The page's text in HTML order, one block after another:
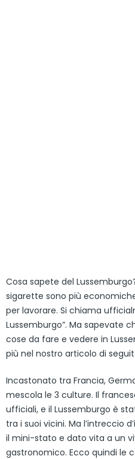
Cosa sapete del
sigarette sono più
per lavorare. Si chiama
Lussemburgo”. Ma sapevate
cose da fare e vedere in
più nel nostro articolo di
Incastonato tra Francia,
mescola le 3 culture. Il
ufficiali, e il Lussemburgo è
tra i suoi vicini. Ma l’intreccio
il mini-stato e dato vita a un
gastronomico. Ecco quindi le